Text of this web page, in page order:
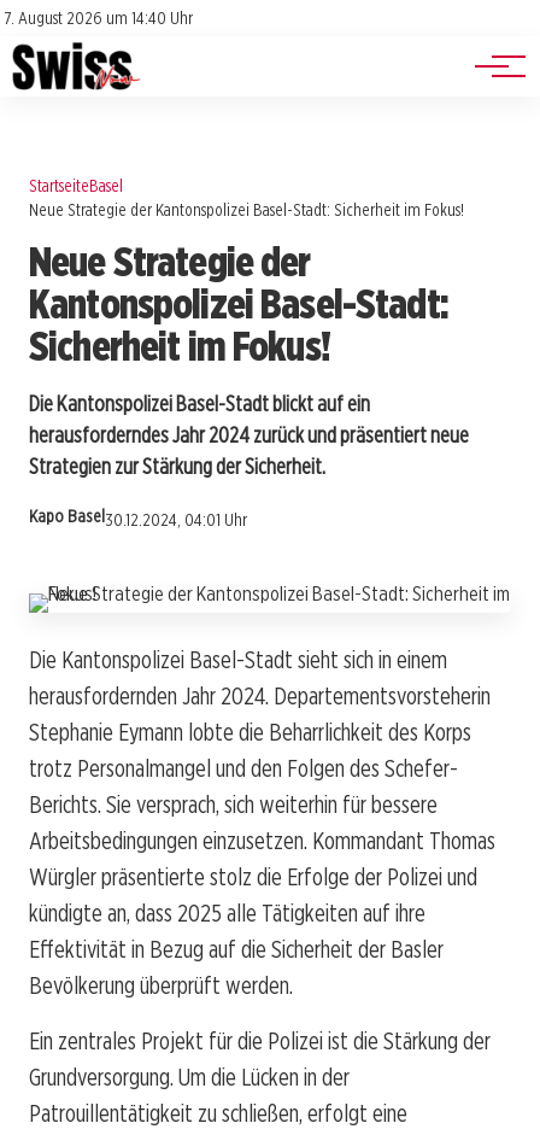
7. August 2026 um 14:40 Uhr
Impressum
Datenschutz
Jobs
Events
StartseiteBasel
Neue Strategie der Kantonspolizei Basel-Stadt: Sicherheit im Fokus!
Neue Strategie der
Kantonspolizei Basel-Stadt:
Sicherheit im Fokus!
Die Kantonspolizei Basel-Stadt blickt auf ein
herausforderndes Jahr 2024 zurück und präsentiert neue
Strategien zur Stärkung der Sicherheit.
Kapo Basel 30.12.2024, 04:01 Uhr
Die Kantonspolizei Basel-Stadt sieht sich in einem
herausfordernden Jahr 2024. Departementsvorsteherin
Stephanie Eymann lobte die Beharrlichkeit des Korps
trotz Personalmangel und den Folgen des Schefer-
Berichts. Sie versprach, sich weiterhin für bessere
Arbeitsbedingungen einzusetzen. Kommandant Thomas
Würgler präsentierte stolz die Erfolge der Polizei und
kündigte an, dass 2025 alle Tätigkeiten auf ihre
Effektivität in Bezug auf die Sicherheit der Basler
Bevölkerung überprüft werden.
Ein zentrales Projekt für die Polizei ist die Stärkung der
Grundversorgung. Um die Lücken in der
Patrouillentätigkeit zu schließen, erfolgt eine